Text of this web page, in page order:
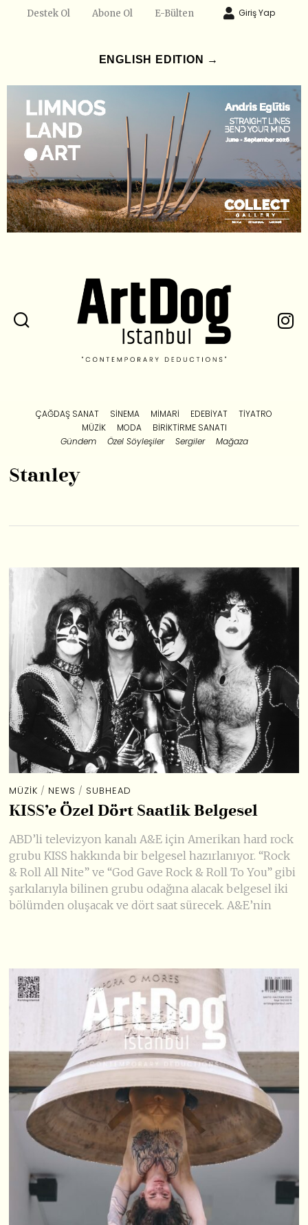
Destek Ol Abone Ol E-Bülten Giriş Yap
ENGLISH EDITION →
ÇAĞDAŞ SANAT SINEMA MIMARI EDEBIYAT
TIYATRO
MÜZIK
MODA
BIRIKTIRME SANATI
Gündem
Özel Söyleşiler Sergiler Mağaza
Stanley
MÜZIK / NEWS / SUBHEAD
KISS’e Özel Dört Saatlik Belgesel
ABD’li televizyon kanalı A&E için Amerikan hard rock
grubu KISS hakkında bir belgesel hazırlanıyor. “Rock
& Roll All Nite” ve “God Gave Rock & Roll To You” gibi
şarkılarıyla bilinen grubu odağına alacak belgesel iki
bölümden oluşacak ve dört saat sürecek. A&E’nin